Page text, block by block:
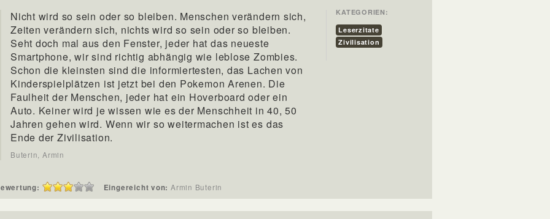
Nicht wird so sein oder so bleiben. Menschen verändern sich,
Zeiten verändern sich, nichts wird so sein oder so bleiben.
Seht doch mal aus den Fenster, jeder hat das neueste
Smartphone, wir sind richtig abhängig wie leblose Zombies.
Schon die kleinsten sind die informiertesten, das Lachen von
Kinderspielplätzen ist jetzt bei den Pokemon Arenen. Die
Faulheit der Menschen, jeder hat ein Hoverboard oder ein
Auto. Keiner wird je wissen wie es der Menschheit in 40, 50
Jahren gehen wird. Wenn wir so weitermachen ist es das
Ende der Zivilisation.
Buterin, Armin
KATEGORIEN:
Leserzitate
Zivilisation
Eingereicht von: Armin Buterin